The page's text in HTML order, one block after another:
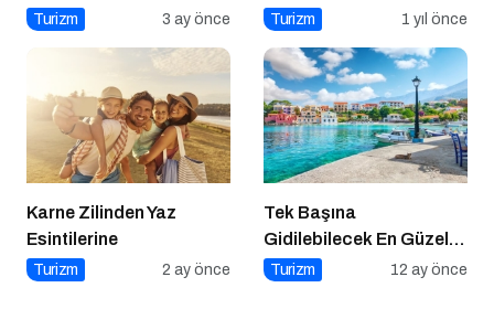
Rehberi
Turizm 3 ay önce Turizm 1 yıl önce
Karne Zilinden Yaz
Esintilerine
Turizm 2 ay önce
Tek Başına
Gidilebilecek En Güzel
Tatil Yerleri
Turizm 12 ay önce